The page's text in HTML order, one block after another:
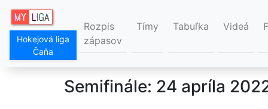
Hokejová liga
Čaňa
Rozpis
zápasov
Tímy Tabuľka Videá
Semifinále: 24 apríla